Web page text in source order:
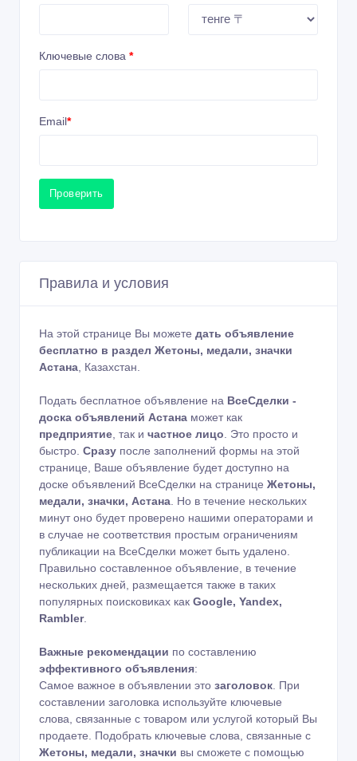
Ключевые слова *
Email*
Проверить
Правила и условия
На этой странице Вы можете дать объявление
бесплатно в раздел Жетоны, медали, значки
Астана , Казахстан.
Подать бесплатное объявление на ВсеСделки -
доска объявлений Астана может как
предприятие , так и частное лицо . Это просто и
быстро. Сразу после заполнений формы на этой
странице, Ваше объявление будет доступно на
доске объявлений ВсеСделки на странице Жетоны,
медали, значки, Астана . Но в течение нескольких
минут оно будет проверено нашими операторами и
в случае не соответствия простым ограничениям
публикации на ВсеСделки может быть удалено.
Правильно составленное объявление, в течение
нескольких дней, размещается также в таких
популярных поисковиках как Google, Yandex,
Rambler.
Важные рекомендации по составлению
эффективного объявления:
Самое важное в объявлении это заголовок . При
составлении заголовка используйте ключевые
слова, связанные с товаром или услугой который Вы
продаете. Подобрать ключевые слова, связанные с
Жетоны, медали, значки вы сможете с помощью